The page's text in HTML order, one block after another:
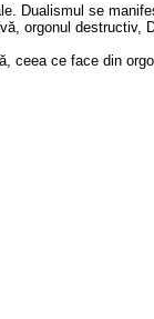
Dualismul se
orgonul destructiv,
ceea ce face din